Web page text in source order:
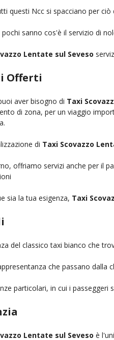
questi Ncc si spacciano per ciò
pochi sanno cos'è il servizio di
Lentate sul Seveso
Offerti
aver bisogno di Taxi
di zona, per un viaggio
di Taxi Scovazzo
offriamo servizi anche per il
sia la tua esigenza, Taxi
del classico taxi bianco che
che passano dalla
particolari, in cui i
Lentate sul Seveso è